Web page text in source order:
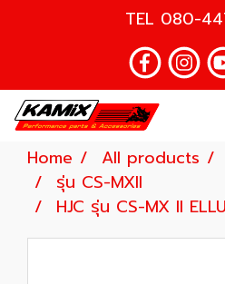
TEL 080-
Home All products
รุ่น CS-MXII
HJC รุ่น CS-MX II